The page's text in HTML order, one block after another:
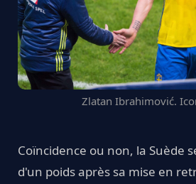
Zlatan Ibrahimović.
Coïncidence ou non, la Suède
d'un poids après sa mise en